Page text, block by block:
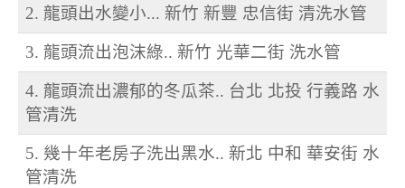
2. 龍頭出水變小... 新竹 新豐 忠信街 清洗水管
3. 龍頭流出泡沫綠.. 新竹 光華二街 洗水管
4. 龍頭流出濃郁的冬瓜茶.. 台北 北投 行義路 水
管清洗
5. 幾十年老房子洗出黑水.. 新北 中和 華安街 水
管清洗